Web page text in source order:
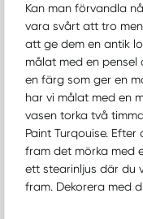
Kan man förvandla
vara svårt att tro
att ge dem en antik
målat med en pensel
en färg som ger en
har vi målat med en
vasen torka två
Paint Turqouise.
fram det mörka med
ett stearinljus där du
fram. Dekorera med